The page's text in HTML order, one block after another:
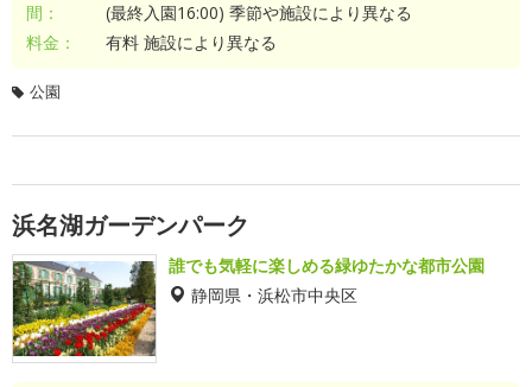
間：
(最終入園16:00) 季節や施設により異なる
料金：
有料 施設により異なる
公園
浜名湖ガーデンパーク
誰でも気軽に楽しめる緑ゆたかな都市公園
静岡県・浜松市中央区